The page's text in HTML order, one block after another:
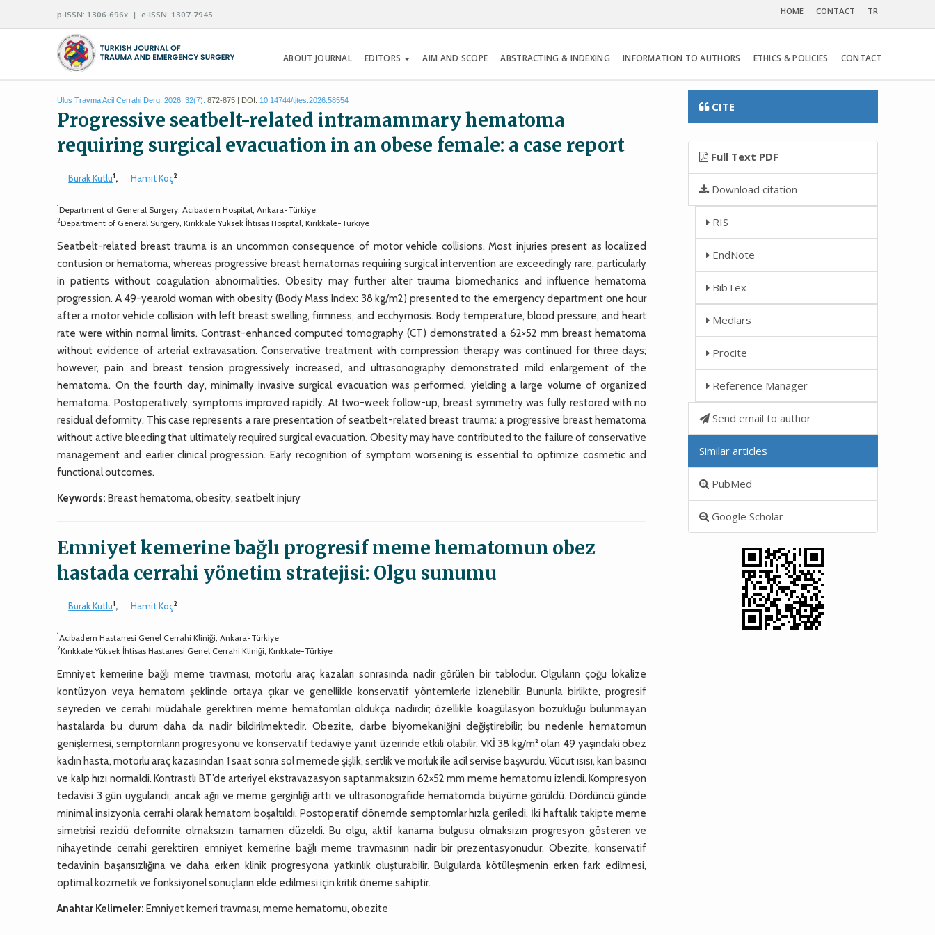
p-ISSN: 1306-696x | e-ISSN: 1307-7945 HOME CONTACT TR
ABOUT JOURNAL EDITORS AIM AND SCOPE ABSTRACTING & INDEXING INFORMATION TO AUTHORS ETHICS & POLICIES CONTACT
Ulus Travma Acil Cerrahi Derg. 2026; 32(7): 872-875 | DOI: 10.14744/tjtes.2026.58554
Progressive seatbelt-related intramammary hematoma
requiring surgical evacuation in an obese female: a case report
Burak Kutlu1, Hamit Koç2
1Department of General Surgery, Acıbadem Hospital, Ankara-Türkiye
2Department of General Surgery, Kırıkkale Yüksek İhtisas Hospital, Kırıkkale-Türkiye
Seatbelt-related breast trauma is an uncommon consequence of motor vehicle collisions. Most injuries present as localized
contusion or hematoma, whereas progressive breast hematomas requiring surgical intervention are exceedingly rare, particularly
in patients without coagulation abnormalities. Obesity may further alter trauma biomechanics and influence hematoma
progression. A 49-yearold woman with obesity (Body Mass Index: 38 kg/m2) presented to the emergency department one hour
after a motor vehicle collision with left breast swelling, firmness, and ecchymosis. Body temperature, blood pressure, and heart
rate were within normal limits. Contrast-enhanced computed tomography (CT) demonstrated a 62×52 mm breast hematoma
without evidence of arterial extravasation. Conservative treatment with compression therapy was continued for three days;
however, pain and breast tension progressively increased, and ultrasonography demonstrated mild enlargement of the
hematoma. On the fourth day, minimally invasive surgical evacuation was performed, yielding a large volume of organized
hematoma. Postoperatively, symptoms improved rapidly. At two-week follow-up, breast symmetry was fully restored with no
residual deformity. This case represents a rare presentation of seatbelt-related breast trauma: a progressive breast hematoma
without active bleeding that ultimately required surgical evacuation. Obesity may have contributed to the failure of conservative
management and earlier clinical progression. Early recognition of symptom worsening is essential to optimize cosmetic and
functional outcomes.
Keywords: Breast hematoma, obesity, seatbelt injury
Emniyet kemerine bağlı progresif meme hematomun obez
hastada cerrahi yönetim stratejisi: Olgu sunumu
Burak Kutlu1, Hamit Koç2
1Acıbadem Hastanesi Genel Cerrahi Kliniği, Ankara-Türkiye
2Kırıkkale Yüksek İhtisas Hastanesi Genel Cerrahi Kliniği, Kırıkkale-Türkiye
Emniyet kemerine bağlı meme travması, motorlu araç kazaları sonrasında nadir görülen bir tablodur. Olguların çoğu lokalize
kontüzyon veya hematom şeklinde ortaya çıkar ve genellikle konservatif yöntemlerle izlenebilir. Bununla birlikte, progresif
seyreden ve cerrahi müdahale gerektiren meme hematomları oldukça nadirdir; özellikle koagülasyon bozukluğu bulunmayan
hastalarda bu durum daha da nadir bildirilmektedir. Obezite, darbe biyomekaniğini değiştirebilir; bu nedenle hematomun
genişlemesi, semptomların progresyonu ve konservatif tedaviye yanıt üzerinde etkili olabilir. VKİ 38 kg/m² olan 49 yaşındaki obez
kadın hasta, motorlu araç kazasından 1 saat sonra sol memede şişlik, sertlik ve morluk ile acil servise başvurdu. Vücut ısısı, kan basıncı
ve kalp hızı normaldi. Kontrastlı BT’de arteriyel ekstravazasyon saptanmaksızın 62×52 mm meme hematomu izlendi. Kompresyon
tedavisi 3 gün uygulandı; ancak ağrı ve meme gerginliği arttı ve ultrasonografide hematomda büyüme görüldü. Dördüncü günde
minimal insizyonla cerrahi olarak hematom boşaltıldı. Postoperatif dönemde semptomlar hızla geriledi. İki haftalık takipte meme
simetrisi rezidü deformite olmaksızın tamamen düzeldi. Bu olgu, aktif kanama bulgusu olmaksızın progresyon gösteren ve
nihayetinde cerrahi gerektiren emniyet kemerine bağlı meme travmasının nadir bir prezentasyonudur. Obezite, konservatif
tedavinin başarısızlığına ve daha erken klinik progresyona yatkınlık oluşturabilir. Bulgularda kötüleşmenin erken fark edilmesi,
optimal kozmetik ve fonksiyonel sonuçların elde edilmesi için kritik öneme sahiptir.
Anahtar Kelimeler: Emniyet kemeri travması, meme hematomu, obezite
CITE
Full Text PDF
Download citation
RIS
EndNote
BibTex
Medlars
Procite
Reference Manager
Send email to author
Similar articles
PubMed
Google Scholar